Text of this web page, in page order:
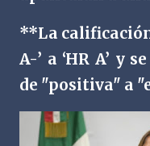
**La calificación
A-’ a ‘HR A’ y
de "positiva" a